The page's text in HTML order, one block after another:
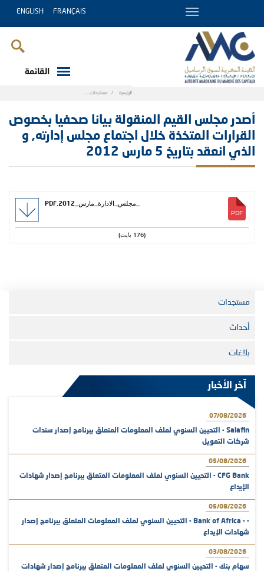
FRANÇAIS
ENGLISH
القائمة
الرئيسية مستجدات أصدر مجلس القيم المنقولة بيانا صحفيا بخصوص
أصدر مجلس القيم المنقولة بيانا صحفيا بخصوص
القرارات المتخذة خلال اجتماع مجلس إدارته, و
الذي انعقد بتاريخ 5 مارس 2012
_مجلس_الادارة_مارس_2012.PDF
(176 بايت)
مستجدات
أحداث
بلاغات
آخر الأخبار
07/08/2026
Salafin - التحيين السنوي لملف المعلومات المتعلق ببرنامج إصدار سندات
شركات التمويل
05/08/2026
CFG Bank - التحيين السنوي لملف المعلومات المتعلق ببرنامج إصدار شهادات
الإيداع
05/08/2026
- - Bank of Africa - التحيين السنوي لملف المعلومات المتعلق ببرنامج إصدار
شهادات الإيداع
03/08/2026
سهام بنك - التحيين السنوي لملف المعلومات المتعلق ببرنامج إصدار شهادات